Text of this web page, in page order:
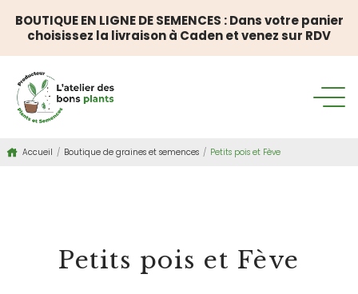
BOUTIQUE EN LIGNE DE SEMENCES : Dans votre panier
choisissez la livraison à Caden et venez sur RDV
Accueil / Boutique de graines et semences / Petits pois et Fève
Petits pois et Fève